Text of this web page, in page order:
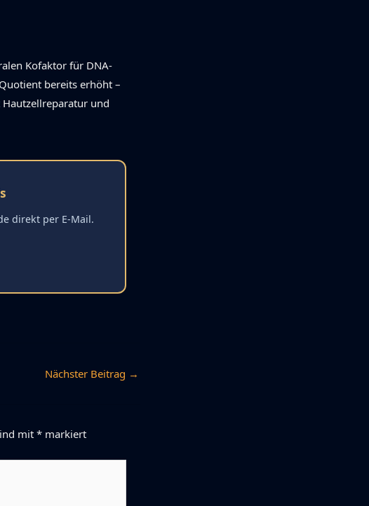
Kofaktor für DNA-
bereits erhöht –
und
direkt per E-Mail.
Nächster Beitrag →
mit* markiert